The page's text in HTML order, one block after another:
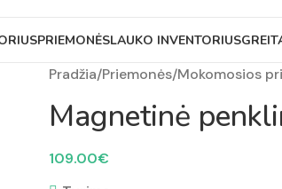
PRIEMONĖSLAUKO INVENTORIUS
Pradžia/Priemonės/Mokomosios
Magnetinė
109.00€